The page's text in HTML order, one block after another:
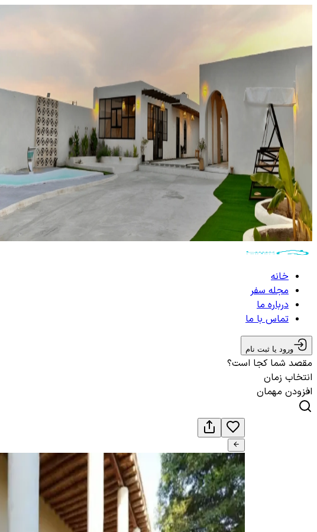
خانه
مجله سفر
درباره ما
تماس با ما
ورود یا ثبت نام
مقصد شما کجا است؟
انتخاب زمان
افزودن مهمان